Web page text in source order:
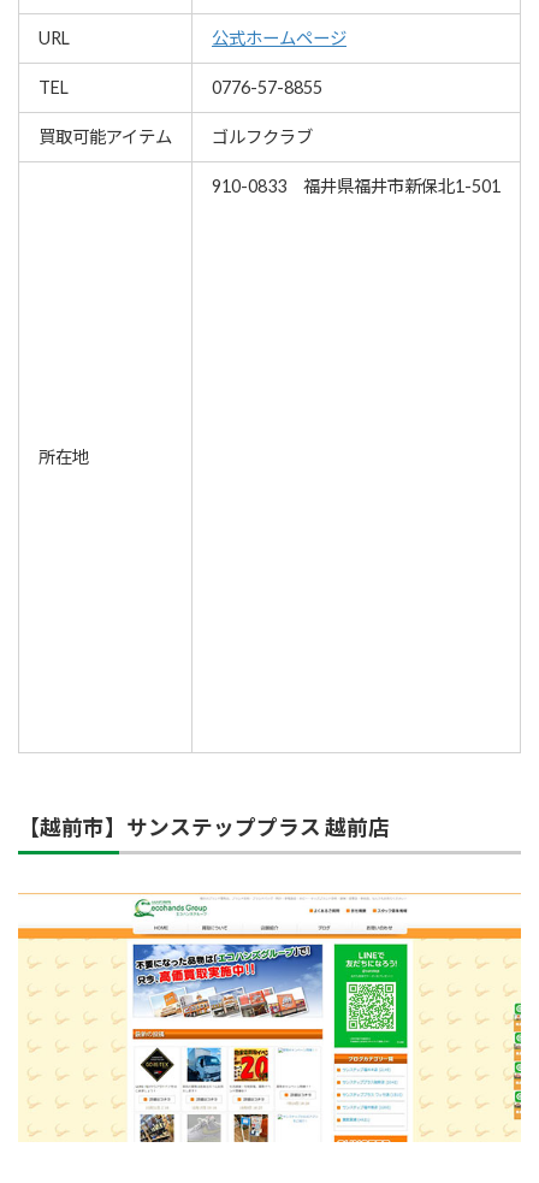
URL 公式ホームページ
TEL 0776-57-8855
買取可能アイテム ゴルフクラブ
所在地
910-0833 福井県福井市新保北1-501
【越前市】サンステッププラス 越前店